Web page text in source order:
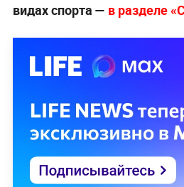
видах спорта — в разделе